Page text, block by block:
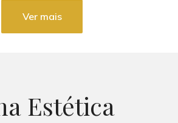
Ver mais
Estética